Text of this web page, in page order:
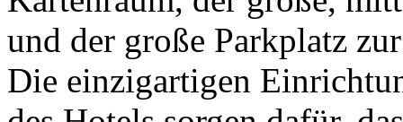
und der große Parkplatz
Die einzigartigen